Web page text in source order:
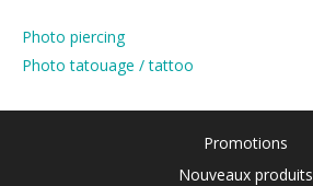
Photo piercing
Photo tatouage / tattoo
Promotions
Nouveaux produits